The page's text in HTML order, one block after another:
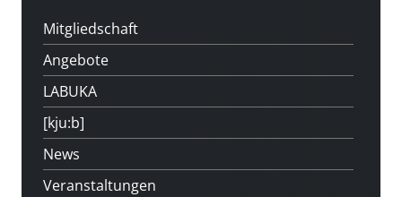
Mitgliedschaft
Angebote
LABUKA
[kju:b]
News
Veranstaltungen